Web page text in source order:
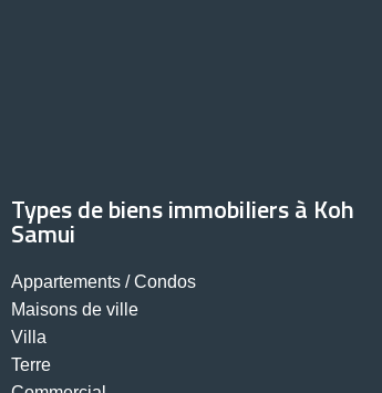
Types de biens immobiliers à Koh
Samui
Appartements / Condos
Maisons de ville
Villa
Terre